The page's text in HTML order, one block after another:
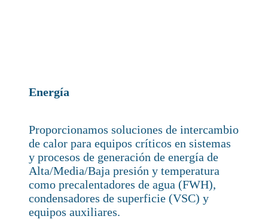
Energía
Proporcionamos soluciones de intercambio
de calor para equipos críticos en sistemas
y procesos de generación de energía de
Alta/Media/Baja presión y temperatura
como precalentadores de agua (FWH),
condensadores de superficie (VSC) y
equipos auxiliares.